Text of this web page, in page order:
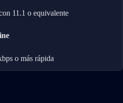
11.1 o equivalente
o más rápida